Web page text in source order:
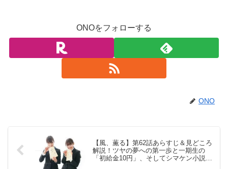
ONOをフォローする
ONO
【風、薫る】第62話あらすじ＆見どころ
解説！ツヤの夢への第一歩と一期生の
「初給金10円」、そしてシマケン小説完